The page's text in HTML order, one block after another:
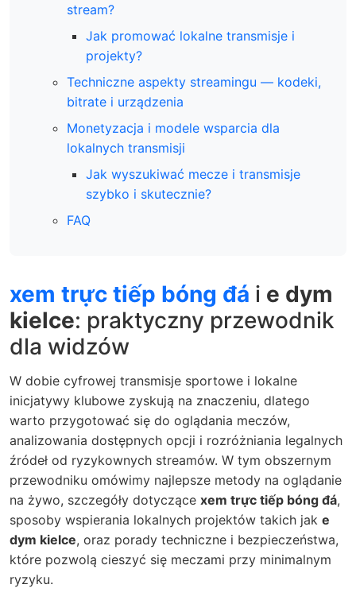
stream?
Jak promować lokalne transmisje i
projekty?
Techniczne aspekty streamingu — kodeki,
bitrate i urządzenia
Monetyzacja i modele wsparcia dla
lokalnych transmisji
Jak wyszukiwać mecze i transmisje
szybko i skutecznie?
FAQ
xem trực tiếp bóng đá i e dym
kielce: praktyczny przewodnik
dla widzów
W dobie cyfrowej transmisje sportowe i lokalne
inicjatywy klubowe zyskują na znaczeniu, dlatego
warto przygotować się do oglądania meczów,
analizowania dostępnych opcji i rozróżniania legalnych
źródeł od ryzykownych streamów. W tym obszernym
przewodniku omówimy najlepsze metody na oglądanie
na żywo, szczegóły dotyczące xem trực tiếp bóng đá,
sposoby wspierania lokalnych projektów takich jak e
dym kielce, oraz porady techniczne i bezpieczeństwa,
które pozwolą cieszyć się meczami przy minimalnym
ryzyku.